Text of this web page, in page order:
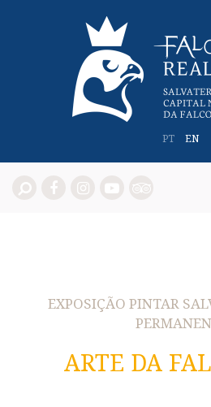
PT EN
EXPOSIÇÃO PINTAR
ARTE DA